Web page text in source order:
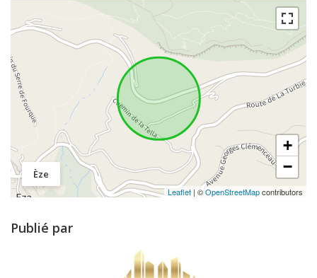
Èze
+
−
Leaflet | ©OpenStreetMapcontributors
Publié par